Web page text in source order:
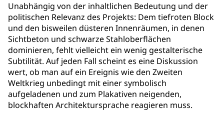
Unabhängig von der inhaltlichen Bedeutung und der
politischen Relevanz des Projekts: Dem tiefroten Block
und den bisweilen düsteren Innenräumen, in denen
Sichtbeton und schwarze Stahloberflächen
dominieren, fehlt vielleicht ein wenig gestalterische
Subtilität. Auf jeden Fall scheint es eine Diskussion
wert, ob man auf ein Ereignis wie den Zweiten
Weltkrieg unbedingt mit einer symbolisch
aufgeladenen und zum Plakativen neigenden,
blockhaften Architektursprache reagieren muss.